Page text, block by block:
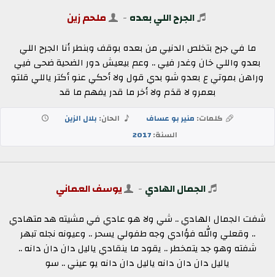
الجرح اللي بعده - ملحم زين
ما في جرح بتخلص الدنيي من بعده بوقف وبنطر أنا الجرح اللي
بعدو واللي خان وغدر فيي .. وعم بيعيش دور الضحية ضحى فيي
وراهن بموتي ع بعدو شو بدي قول ولا أحكي عنو أكتر ياللي قلتو
بعمرو لا قدَم ولا أخر ما قدر يفهم ما قد
كلمات: منير بو عساف الحان: بلال الزين
السنة:2017
الجمال الهادي - يوسف العماني
شفت الجمال الهادي .. شي ولا هو عادي في مشيته هد متهادي
.. وقعلي والله فؤادي وجه طفولي يسحر .. وعيونه نجله تبهر
شفته وهو جد يتمخطر .. يقود ما ينقادي ياليل دان دان دانه ..
ياليل دان دان دانه ياليل دان دانه يو عيني .. سو